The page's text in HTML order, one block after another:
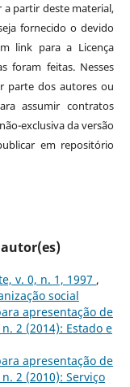
a partir deste material,
fornecido o devido
link para a Licença
foram feitas. Nesses
parte dos autores ou
assumir contratos
exclusiva da versão
em repositório
v. 0, n. 1, 1997 ,
social
apresentação de
2 (2014): Estado e
apresentação de
2 (2010): Serviço